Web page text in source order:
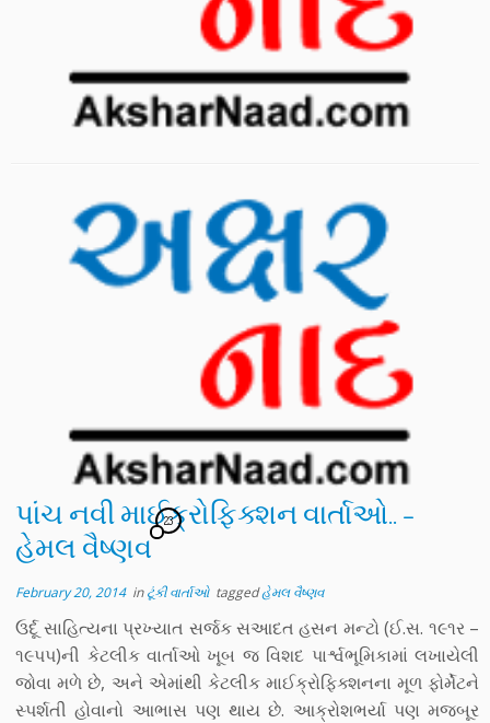
પાંચ નવી માઈક્રોફિક્શન વાર્તાઓ.. –
હેમલ વૈષ્ણવ
23
February 20, 2014inટૂંકી વાર્તાઓ taggedહેમલ વૈષ્ણવ
ઉર્દૂ સાહિત્‍યના પ્રખ્‍યાત સર્જક સઆદત હસન મન્ટો (ઈ.સ. ૧૯૧ર –
૧૯પપ)ની કેટલીક વાર્તાઓ ખૂબ જ વિશદ પાર્શ્વભૂમિકામાં લખાયેલી
જોવા મળે છે, અને એમાંથી કેટલીક માઈક્રોફિક્શનના મૂળ ફોર્મેટને
સ્પર્શતી હોવાનો આભાસ પણ થાય છે. આક્રોશભર્યા પણ મજબૂર